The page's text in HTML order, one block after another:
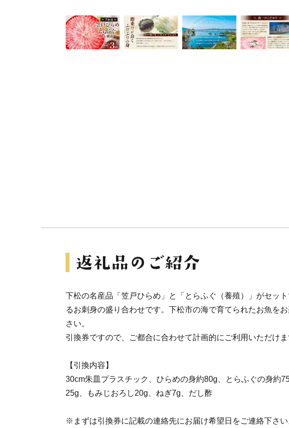
下松の名産品「笠戸ひらめ」と「とらふぐ（養殖）」がセッ
るお刺身の盛り合わせです。下松市の海で育てられたお魚を
さい。
引換券ですので、ご都合に合わせて計画的にご利用いただけま
【引換内容】
30cm朱皿プラスチック、ひらめの身約80g、とらふぐの身約
25g、もみじおろし20g、ねぎ7g、だし酢
※まずは引換券に記載の連絡先にお届け希望日をご連絡下さい